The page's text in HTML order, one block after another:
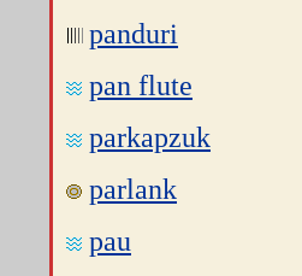
panduri
pan flute
parkapzuk
parlank
pau